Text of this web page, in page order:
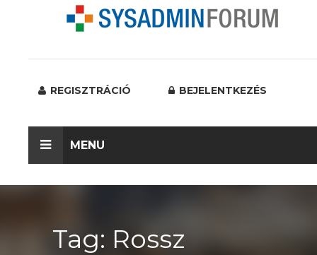
REGISZTRÁCIÓ BEJELENTKEZÉS
MENU
Tag: Rossz